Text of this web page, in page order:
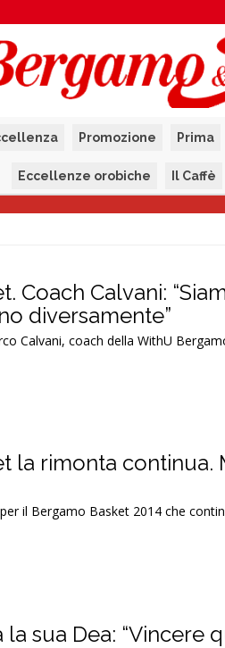
Promozione Prima
Eccellenze orobiche Il Caffè
Coach Calvani:
diversamente”
Calvani, coach della WithU
la rimonta
il Bergamo Basket 2014 che
sua Dea: “Vincere